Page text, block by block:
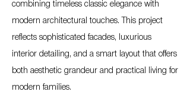
combining timeless classic elegance with
modern architectural touches. This project
reflects sophisticated facades, luxurious
interior detailing, and a smart layout that offers
both aesthetic grandeur and practical living for
modern families.